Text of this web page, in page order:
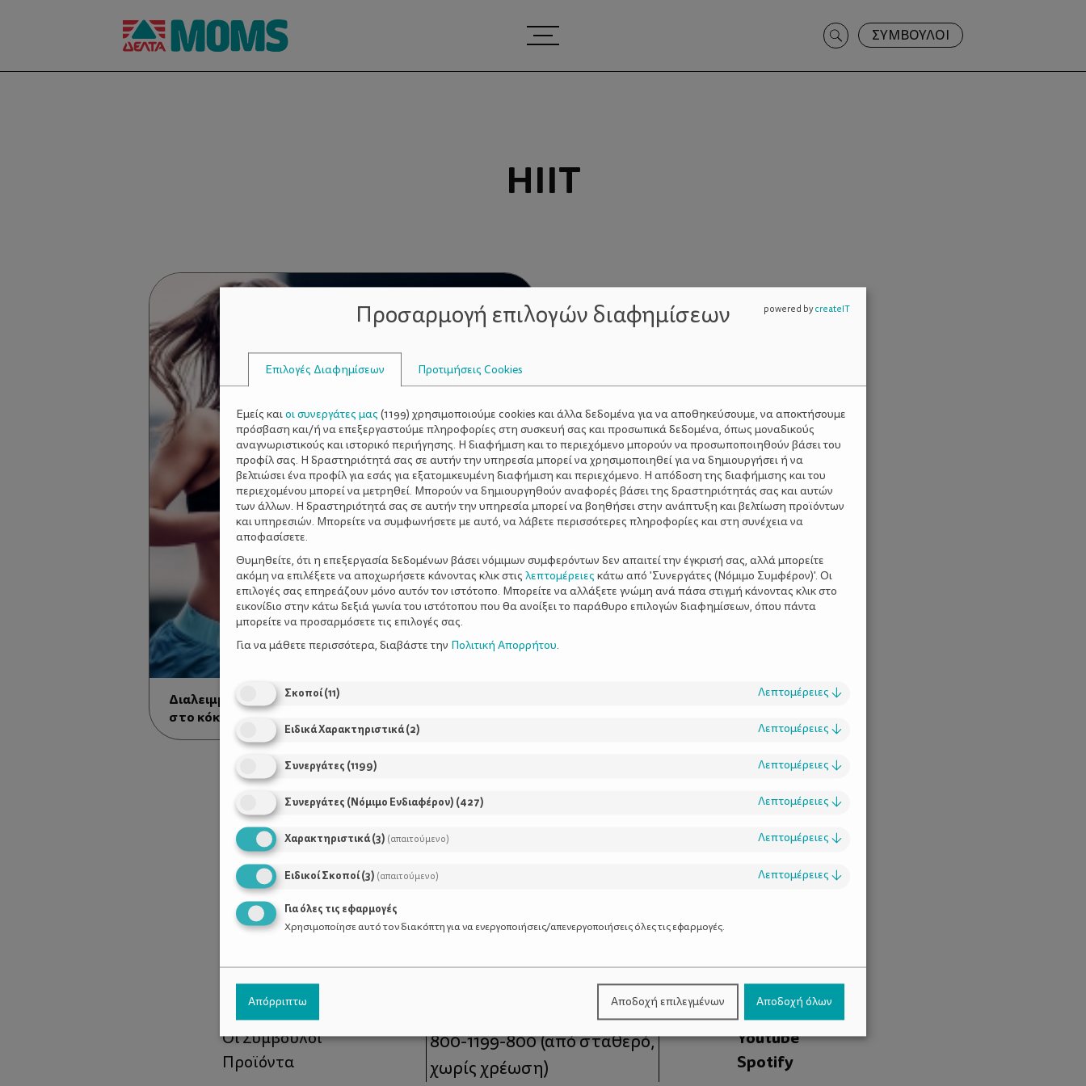
Search
for:
ΣΥΜΒΟΥΛΟΙ
HIIT
Διαλειμματική Προπόνηση (HIT) - 15 λεπτά
στο κόκκινο!
Χρήσιμοι Σύνδεσμοι
Τι είναι το ΔΕΛΤΑ moms
Οι Σύμβουλοι
Προϊόντα
Τηλέφωνο Επικοινωνίας:
800-1199-800(από σταθερό,
χωρίς χρέωση)
Facebook
Instagram
Youtube
Spotify
Προσαρμογή επιλογών διαφημίσεων
Επιλογές Διαφημίσεων Προτιμήσεις Cookies
Εμείς καιοι συνεργάτες μας (1199) χρησιμοποιούμε cookies και άλλα δεδομένα για να αποθηκεύσουμε, να αποκτήσουμε
πρόσβαση και/ή να επεξεργαστούμε πληροφορίες στη συσκευή σας και προσωπικά δεδομένα, όπως μοναδικούς
αναγνωριστικούς και ιστορικό περιήγησης. Η διαφήμιση και το περιεχόμενο μπορούν να προσωποποιηθούν βάσει του
προφίλ σας. Η δραστηριότητά σας σε αυτήν την υπηρεσία μπορεί να χρησιμοποιηθεί για να δημιουργήσει ή να
βελτιώσει ένα προφίλ για εσάς για εξατομικευμένη διαφήμιση και περιεχόμενο. Η απόδοση της διαφήμισης και του
περιεχομένου μπορεί να μετρηθεί. Μπορούν να δημιουργηθούν αναφορές βάσει της δραστηριότητάς σας και αυτών
των άλλων. Η δραστηριότητά σας σε αυτήν την υπηρεσία μπορεί να βοηθήσει στην ανάπτυξη και βελτίωση προϊόντων
και υπηρεσιών. Μπορείτε να συμφωνήσετε με αυτό, να λάβετε περισσότερες πληροφορίες και στη συνέχεια να
αποφασίσετε.
Θυμηθείτε, ότι η επεξεργασία δεδομένων βάσει νόμιμων συμφερόντων δεν απαιτεί την έγκρισή σας, αλλά μπορείτε
ακόμη να επιλέξετε να αποχωρήσετε κάνοντας κλικ στις λεπτομέρειες κάτω από 'Συνεργάτες (Νόμιμο Συμφέρον)'. Οι
επιλογές σας επηρεάζουν μόνο αυτόν τον ιστότοπο. Μπορείτε να αλλάξετε γνώμη ανά πάσα στιγμή κάνοντας κλικ στο
εικονίδιο στην κάτω δεξιά γωνία του ιστότοπου που θα ανοίξει το παράθυρο επιλογών διαφημίσεων, όπου πάντα
μπορείτε να προσαρμόσετε τις επιλογές σας.
Για να μάθετε περισσότερα, διαβάστε την Πολιτική Απορρήτου.
Σκοποί(11) Λεπτομέρειες ↓
Ειδικά Χαρακτηριστικά(2) Λεπτομέρειες ↓
Συνεργάτες (1199) Λεπτομέρειες ↓
Συνεργάτες (Νόμιμο Ενδιαφέρον) (427) Λεπτομέρειες ↓
Χαρακτηριστικά(3) (απαιτούμενο) Λεπτομέρειες ↓
Ειδικοί Σκοποί(3) (απαιτούμενο) Λεπτομέρειες ↓
Για όλες τις εφαρμογές
Χρησιμοποίησε αυτό τον διακόπτη για να ενεργοποιήσεις/απενεργοποιήσεις όλες τις εφαρμογές.
Απόρριπτω Αποδοχή επιλεγμένων Αποδοχή όλων
powered bycreateIT